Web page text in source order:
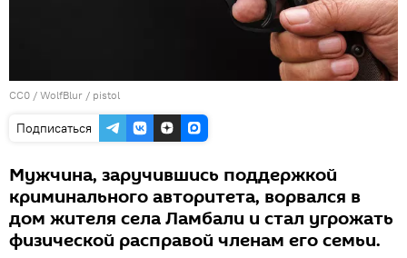
CC0 / WolfBlur / pistol
Подписаться
Мужчина, заручившись поддержкой
криминального авторитета, ворвался в
дом жителя села Ламбали и стал угрожать
физической расправой членам его семьи.